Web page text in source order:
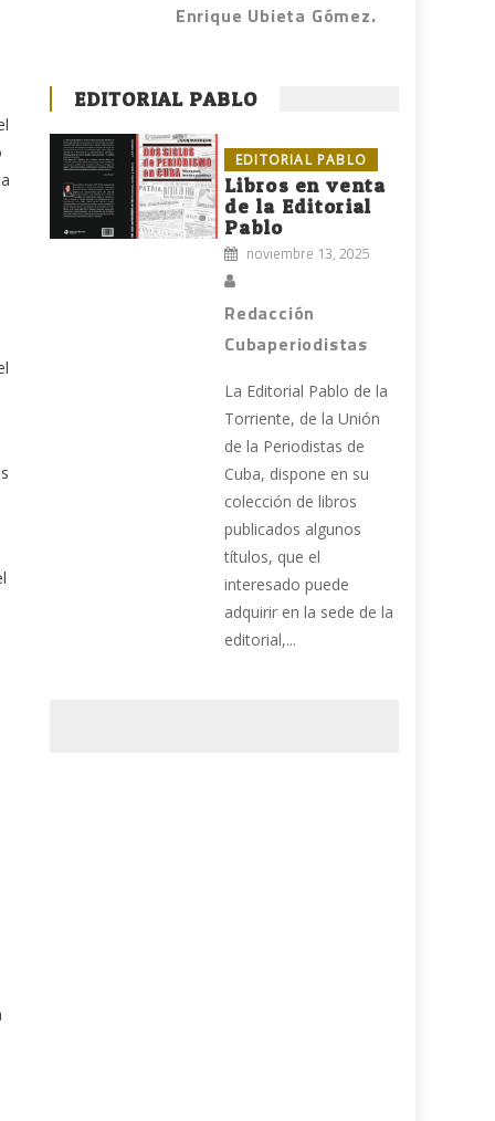
Enrique Ubieta Gómez.
EDITORIAL PABLO
EDITORIAL PABLO
Libros en venta
de la Editorial
Pablo
noviembre 13, 2025
Redacción
Cubaperiodistas
La Editorial Pablo de la
Torriente, de la Unión
de la Periodistas de
Cuba, dispone en su
colección de libros
publicados algunos
títulos, que el
interesado puede
adquirir en la sede de la
editorial,...